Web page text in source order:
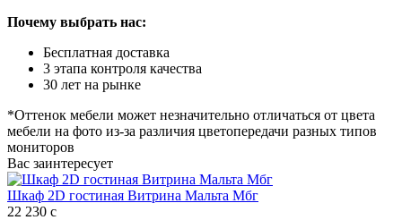
Почему выбрать нас:
Бесплатная доставка
3 этапа контроля качества
30 лет на рынке
*Оттенок мебели может незначительно отличаться от цвета
мебели на фото из-за различия цветопередачи разных типов
мониторов
Вас заинтересует
Шкаф 2D гостиная Витрина Мальта Мбг
22 230 с